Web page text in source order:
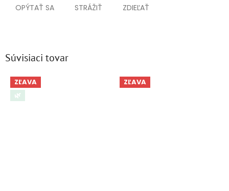
OPÝTAŤ SA STRÁŽIŤ ZDIEĽAŤ
Súvisiaci tovar
ZĽAVA
🌿
ZĽAVA